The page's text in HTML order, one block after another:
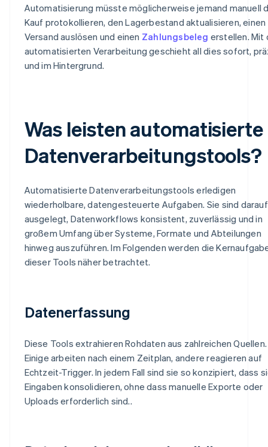
Automatisierung müsste möglicherweise jemand manuell
Kauf protokollieren, den Lagerbestand aktualisieren, einen
Versand auslösen und einen Zahlungsbeleg erstellen. Mit
automatisierten Verarbeitung geschieht all dies sofort,
und im Hintergrund.
Was leisten automatisierte
Datenverarbeitungstools?
Automatisierte Datenverarbeitungstools erledigen
wiederholbare, datengesteuerte Aufgaben. Sie sind darauf
ausgelegt, Datenworkflows konsistent, zuverlässig und in
großem Umfang über Systeme, Formate und Abteilungen
hinweg auszuführen. Im Folgenden werden die
dieser Tools näher betrachtet.
Datenerfassung
Diese Tools extrahieren Rohdaten aus zahlreichen Quellen.
Einige arbeiten nach einem Zeitplan, andere reagieren auf
Echtzeit-Trigger. In jedem Fall sind sie so konzipiert, dass
Eingaben konsolidieren, ohne dass manuelle Exporte oder
Uploads erforderlich sind..